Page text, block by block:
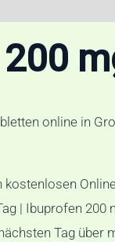
online in
| Ibuprofen 200
Tag über